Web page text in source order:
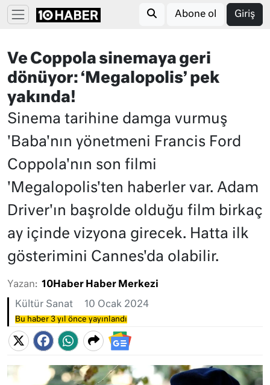
Abone ol Giriş
Ve Coppola sinemaya geri
dönüyor: ‘Megalopolis’ pek
yakında!
Sinema tarihine damga vurmuş
'Baba'nın yönetmeni Francis Ford
Coppola'nın son filmi
'Megalopolis'ten haberler var. Adam
Driver'ın başrolde olduğu film birkaç
ay içinde vizyona girecek. Hatta ilk
gösterimini Cannes'da olabilir.
Yazan: 10Haber Haber Merkezi
Kültür Sanat 10 Ocak 2024
Bu haber 3 yıl önce yayınlandı